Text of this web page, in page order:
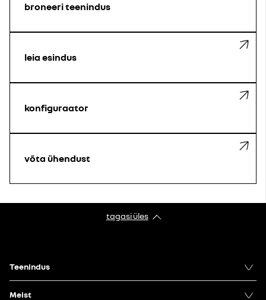
broneeri teenindus
leia esindus
konfiguraator
võta ühendust
tagasi üles
Teenindus
Meist